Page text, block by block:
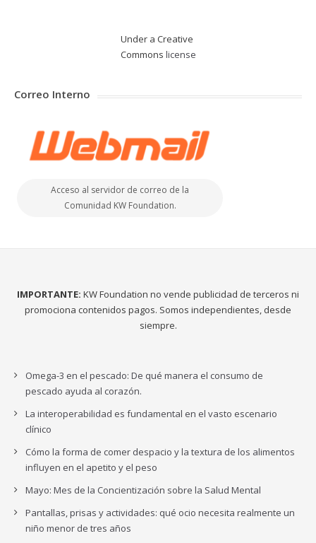
Under a Creative
Commons license
Correo Interno
Acceso al servidor de correo de la
Comunidad KW Foundation.
IMPORTANTE: KW Foundation no vende publicidad de terceros ni
promociona contenidos pagos. Somos independientes, desde
siempre.
Omega-3 en el pescado: De qué manera el consumo de
pescado ayuda al corazón.
La interoperabilidad es fundamental en el vasto escenario
clínico
Cómo la forma de comer despacio y la textura de los alimentos
influyen en el apetito y el peso
Mayo: Mes de la Concientización sobre la Salud Mental
Pantallas, prisas y actividades: qué ocio necesita realmente un
niño menor de tres años